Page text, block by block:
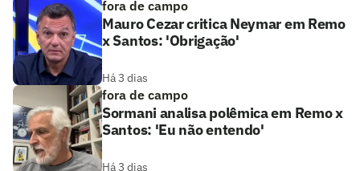
fora de campo
Mauro Cezar critica Neymar em Remo
x Santos: 'Obrigação'
Há 3 dias
fora de campo
Sormani analisa polêmica em Remo x
Santos: 'Eu não entendo'
Há 3 dias